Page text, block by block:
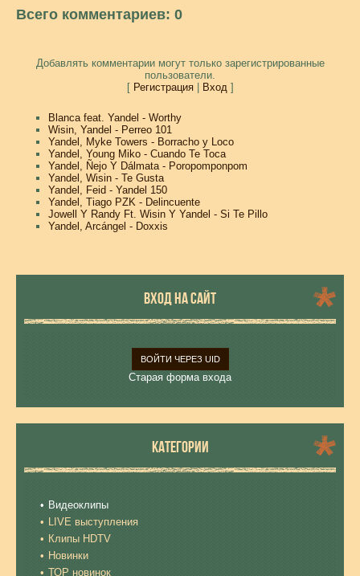
Всего комментариев: 0
Добавлять комментарии могут только зарегистрированные
пользователи.
[ Регистрация| Вход]
Blanca feat. Yandel - Worthy
Wisin, Yandel - Perreo 101
Yandel, Myke Towers - Borracho y Loco
Yandel, Young Miko - Cuando Te Toca
Yandel, Ñejo Y Dálmata - Poropomponpom
Yandel, Wisin - Te Gusta
Yandel, Feid - Yandel 150
Yandel, Tiago PZK - Delincuente
Jowell Y Randy Ft. Wisin Y Yandel - Si Te Pillo
Yandel, Arcángel - Doxxis
ВХОД НА САЙТ
ВОЙТИ ЧЕРЕЗ UID
Старая форма входа
КАТЕГОРИИ
Видеоклипы
LIVE выступления
Клипы HDTV
Новинки
ТОР новинок